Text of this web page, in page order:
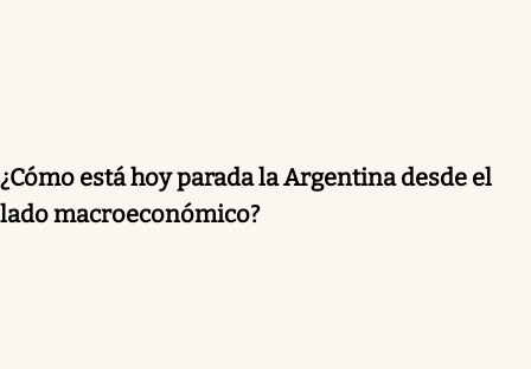
¿Cómo está hoy parada la Argentina desde el
lado macroeconómico?